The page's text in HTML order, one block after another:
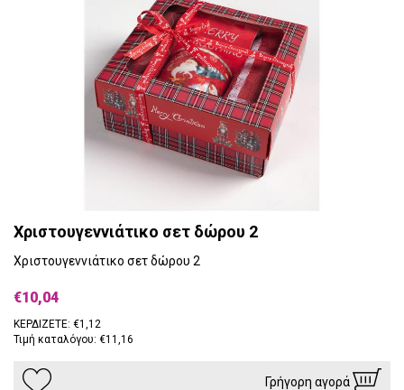
Χριστουγεννιάτικο σετ δώρου 2
Χριστουγεννιάτικο σετ δώρου 2
€10,04
ΚΕΡΔΙΖΕΤΕ: €1,12
Τιμή καταλόγου: €11,16
Γρήγορη αγορά